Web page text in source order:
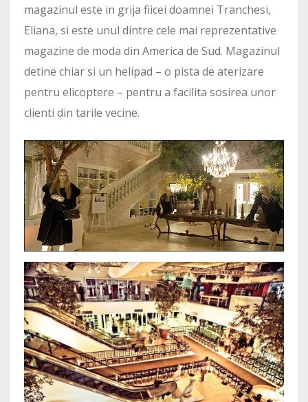
magazinul este in grija fiicei doamnei Tranchesi,
Eliana, si este unul dintre cele mai reprezentative
magazine de moda din America de Sud. Magazinul
detine chiar si un helipad – o pista de aterizare
pentru elicoptere – pentru a facilita sosirea unor
clienti din tarile vecine.